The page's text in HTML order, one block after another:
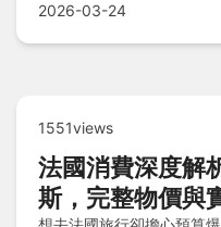
2026-03-24
1551views
法國消費深度解
斯，完整物價與